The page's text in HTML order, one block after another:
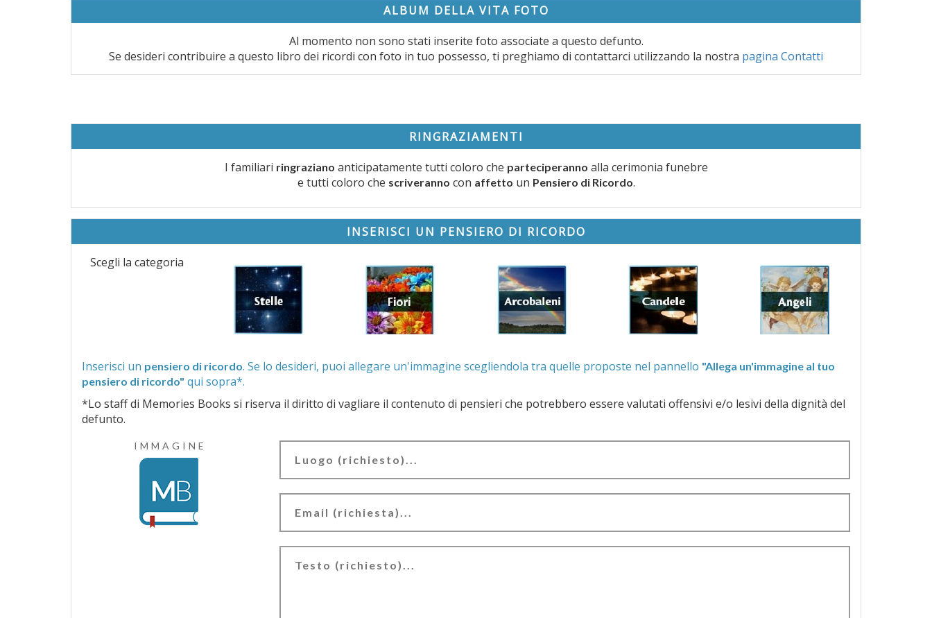
ALBUM DELLA VITA FOTO
Al momento non sono stati inserite foto associate a questo defunto.
Se desideri contribuire a questo libro dei ricordi con foto in tuo possesso, ti preghiamo di contattarci utilizzando la nostra pagina Contatti
RINGRAZIAMENTI
I familiari ringraziano anticipatamente tutti coloro che parteciperanno alla cerimonia funebre
e tutti coloro che scriveranno con affetto un Pensiero di Ricordo.
INSERISCI UN PENSIERO DI RICORDO
Scegli la categoria
Inserisci un pensiero di ricordo . Se lo desideri, puoi allegare un'immagine scegliendola tra quelle proposte nel pannello "Allega un'immagine al tuo
pensiero di ricordo" qui sopra*.
*Lo staff di Memories Books si riserva il diritto di vagliare il contenuto di pensieri che potrebbero essere valutati offensivi e/o lesivi della dignità del
defunto.
IMMAGINE